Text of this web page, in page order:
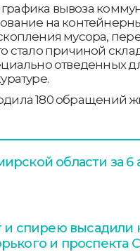
вывоза
на
мусора,
стало причиной
отведенных
180 обращений
области за 6
и спирею высадили
и проспекта